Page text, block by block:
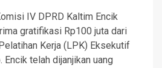
IV DPRD Kaltim Encik
gratifikasi Rp100 juta dari
Kerja (LPK) Eksekutif
Encik telah dijanjikan uang